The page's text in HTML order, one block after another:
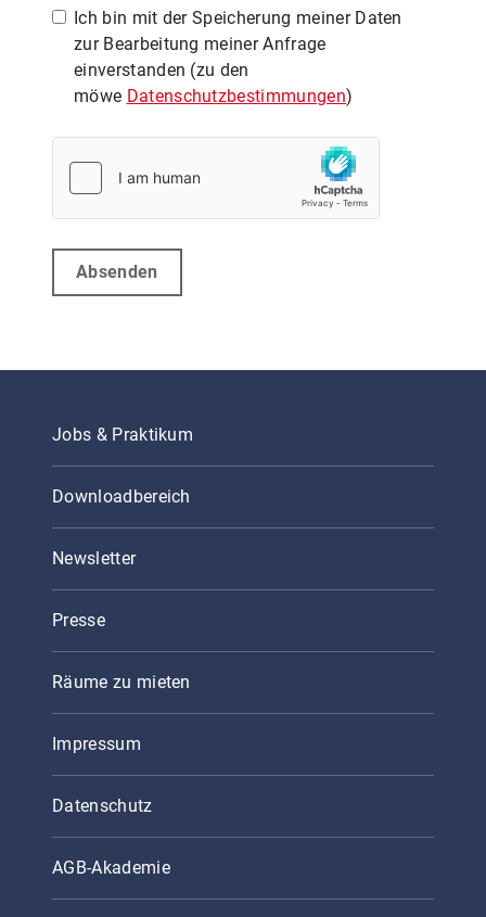
Ich bin mit der Speicherung meiner Daten
zur Bearbeitung meiner Anfrage
einverstanden (zu den
möwe Datenschutzbestimmungen)
Absenden
Jobs & Praktikum
Downloadbereich
Newsletter
Presse
Räume zu mieten
Impressum
Datenschutz
AGB-Akademie